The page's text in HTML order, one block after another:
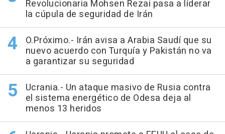
Revolucionaria Mohsen Rezai pasa a líderar
la cúpula de seguridad de Irán
O.Próximo.- Irán avisa a Arabia Saudí que su
nuevo acuerdo con Turquía y Pakistán no va
a garantizar su seguridad
Ucrania.- Un ataque masivo de Rusia contra
el sistema energético de Odesa deja al
menos 13 heridos